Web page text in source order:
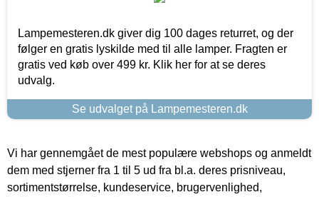
Lampemesteren.dk giver dig 100 dages returret, og der
følger en gratis lyskilde med til alle lamper. Fragten er
gratis ved køb over 499 kr. Klik her for at se deres
udvalg.
Se udvalget på Lampemesteren.dk
Vi har gennemgået de mest populære webshops og anmeldt
dem med stjerner fra 1 til 5 ud fra bl.a. deres prisniveau,
sortimentstørrelse, kundeservice, brugervenlighed,